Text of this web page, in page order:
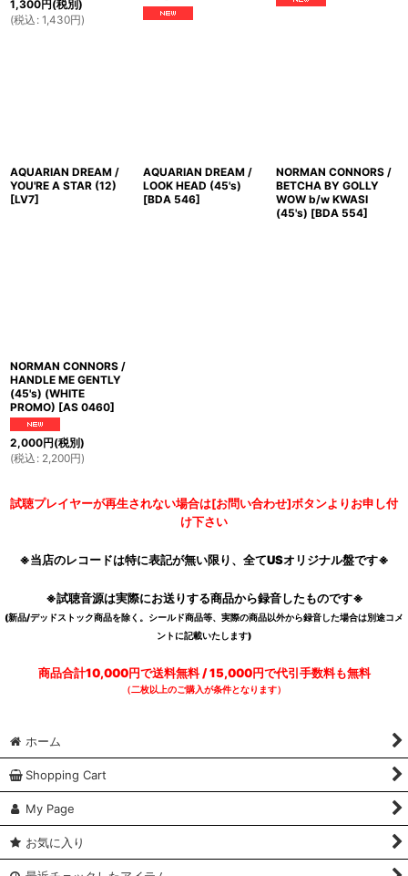
1,300円(税別)
(税込 : 1,430円)
AQUARIAN DREAM /
YOU'RE A STAR (12)
[LV7]
AQUARIAN DREAM /
LOOK HEAD (45's)
[BDA 546]
NORMAN CONNORS /
BETCHA BY GOLLY
WOW b/w KWASI
(45's) [BDA 554]
NORMAN CONNORS /
HANDLE ME GENTLY
(45's) (WHITE
PROMO) [AS 0460]
2,000円(税別)
(税込 : 2,200円)
試聴プレイヤーが再生されない場合は[お問い合わせ]ボタンよりお申し付
け下さい
※当店のレコードは特に表記が無い限り、全てUSオリジナル盤です※
※試聴音源は実際にお送りする商品から録音したものです※
(新品/デッドストック商品を除く。シールド商品等、実際の商品以外から録音した場合は別途コメ
ントに記載いたします)
商品合計10,000円で送料無料 / 15,000円で代引手数料も無料
（二枚以上のご購入が条件となります）
ホーム
Shopping Cart
My Page
お気に入り